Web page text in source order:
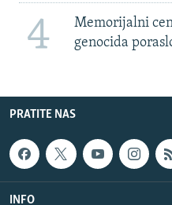
4
Memorijalni
genocida
PRATITE NAS
INFO